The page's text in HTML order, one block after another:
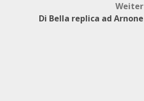
Weiter
Di Bella replica ad Arnone